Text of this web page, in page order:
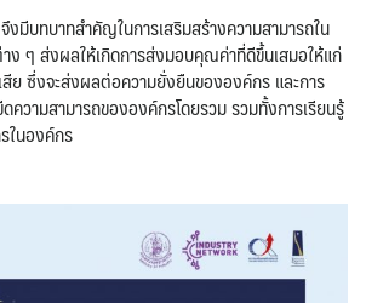
มีบทบาทสำคัญในการเสริมสร้างความสามารถใน
ง ๆ ส่งผลให้เกิดการส่งมอบคุณค่าที่ดีขึ้นเสมอให้แก่
ย ซึ่งจะส่งผลต่อความยั่งยืนขององค์กร และการ
ความสามารถขององค์กรโดยรวม รวมทั้งการเรียนรู้
ในองค์กร